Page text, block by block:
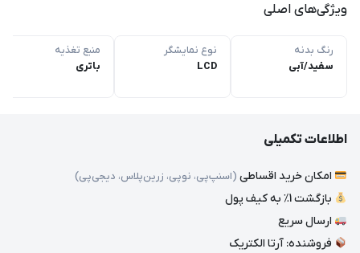
ویژگی‌های اصلی
رنگ بدنه
سفید/آبی
نوع نمایشگر
LCD
منبع تغذیه
باتری
اطلاعات تکمیلی
امکان خرید اقساطی (اسنپ‌پی، نوپی، زرین‌پلاس، دیجی‌پی)
بازگشت 1٪ به کیف پول
ارسال سریع
فروشنده: آرتا الکتریک